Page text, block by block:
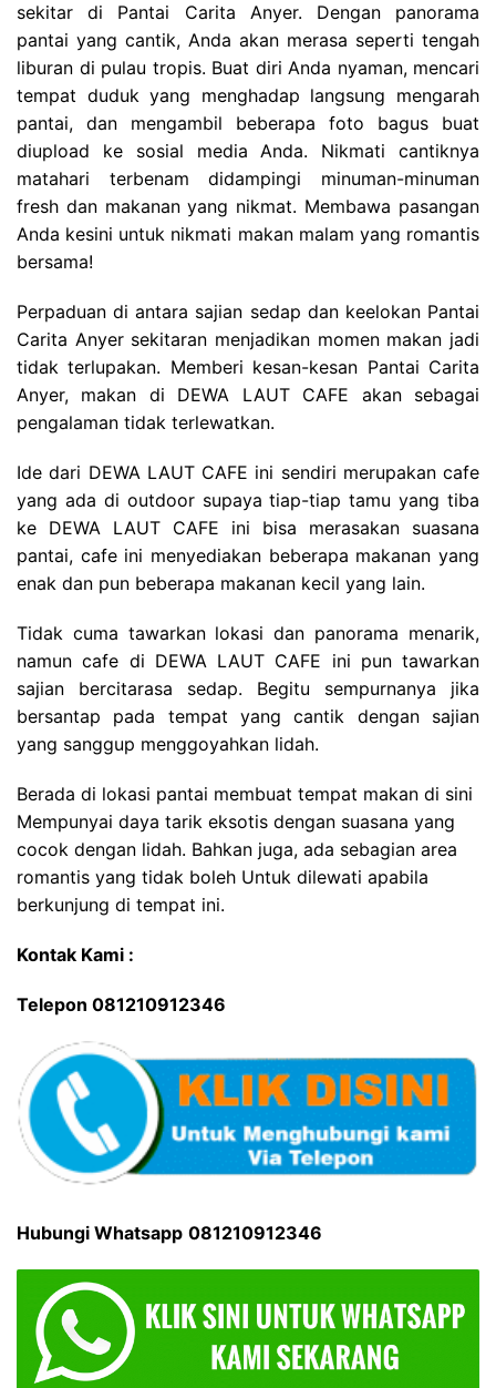
sekitar di Pantai Carita Anyer. Dengan panorama
pantai yang cantik, Anda akan merasa seperti tengah
liburan di pulau tropis. Buat diri Anda nyaman, mencari
tempat duduk yang menghadap langsung mengarah
pantai, dan mengambil beberapa foto bagus buat
diupload ke sosial media Anda. Nikmati cantiknya
matahari terbenam didampingi minuman-minuman
fresh dan makanan yang nikmat. Membawa pasangan
Anda kesini untuk nikmati makan malam yang romantis
bersama!
Perpaduan di antara sajian sedap dan keelokan Pantai
Carita Anyer sekitaran menjadikan momen makan jadi
tidak terlupakan. Memberi kesan-kesan Pantai Carita
Anyer, makan di DEWA LAUT CAFE akan sebagai
pengalaman tidak terlewatkan.
Ide dari DEWA LAUT CAFE ini sendiri merupakan cafe
yang ada di outdoor supaya tiap-tiap tamu yang tiba
ke DEWA LAUT CAFE ini bisa merasakan suasana
pantai, cafe ini menyediakan beberapa makanan yang
enak dan pun beberapa makanan kecil yang lain.
Tidak cuma tawarkan lokasi dan panorama menarik,
namun cafe di DEWA LAUT CAFE ini pun tawarkan
sajian bercitarasa sedap. Begitu sempurnanya jika
bersantap pada tempat yang cantik dengan sajian
yang sanggup menggoyahkan lidah.
Berada di lokasi pantai membuat tempat makan di sini
Mempunyai daya tarik eksotis dengan suasana yang
cocok dengan lidah. Bahkan juga, ada sebagian area
romantis yang tidak boleh Untuk dilewati apabila
berkunjung di tempat ini.
Kontak Kami :
Telepon 081210912346
Hubungi Whatsapp 081210912346